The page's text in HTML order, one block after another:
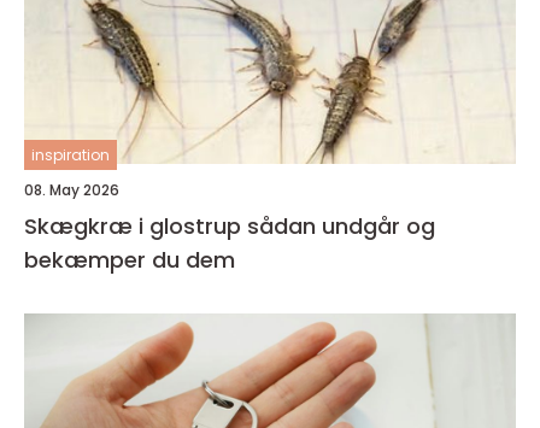
inspiration
08. May 2026
Skægkræ i glostrup sådan undgår og
bekæmper du dem